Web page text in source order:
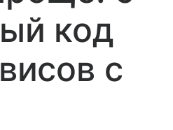
код
с